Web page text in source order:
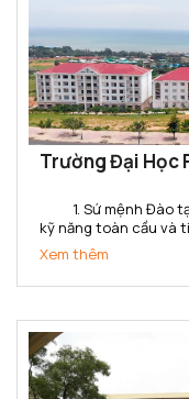
Trường Đại Học
kỹ năng toàn cầu và
gia tăng cho doanh
Thuận và khu vực.
Xem thêm